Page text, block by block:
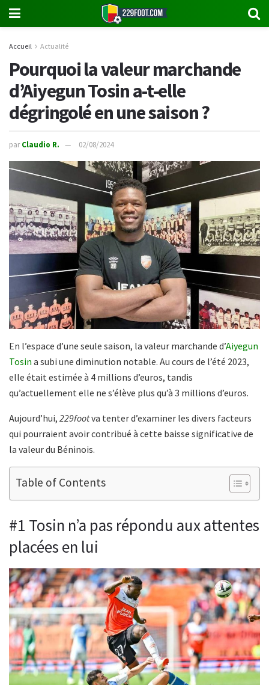
Accueil Actualité
Pourquoi la valeur marchande
d’Aiyegun Tosin a-t-elle
dégringolé en une saison ?
par Claudio R. 02/08/2024
En l’espace d’une seule saison, la valeur marchande d’Aiyegun
Tosin a subi une diminution notable. Au cours de l’été 2023,
elle était estimée à 4 millions d’euros, tandis
qu’actuellement elle ne s’élève plus qu’à 3 millions d’euros.
Aujourd’hui, 229footva tenter d’examiner les divers facteurs
qui pourraient avoir contribué à cette baisse significative de
la valeur du Béninois.
Table of Contents
#1 Tosin n’a pas répondu aux attentes
placées en lui